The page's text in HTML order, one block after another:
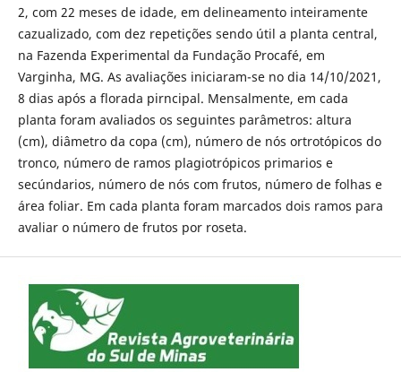
2, com 22 meses de idade, em delineamento inteiramente
cazualizado, com dez repetições sendo útil a planta central,
na Fazenda Experimental da Fundação Procafé, em
Varginha, MG. As avaliações iniciaram-se no dia 14/10/2021,
8 dias após a florada pirncipal. Mensalmente, em cada
planta foram avaliados os seguintes parâmetros: altura
(cm), diâmetro da copa (cm), número de nós ortrotópicos do
tronco, número de ramos plagiotrópicos primarios e
secúndarios, número de nós com frutos, número de folhas e
área foliar. Em cada planta foram marcados dois ramos para
avaliar o número de frutos por roseta.